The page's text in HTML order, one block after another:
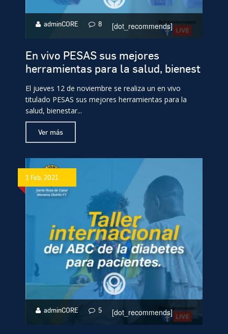
adminCORE 8 [dot_recommends]
En vivo PESAS sus mejores
herramientas para la salud, bienest
El jueves 12 de noviembre se realiza un en vivo
titulado PESAS sus mejores herramientas para la
salud, bienestar...
Ver más
1 Feb, 2021
adminCORE 5 [dot_recommends]